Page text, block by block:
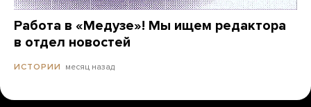
Работа в «Медузе»! Мы ищем редактора
в отдел новостей
ИСТОРИИ месяц назад